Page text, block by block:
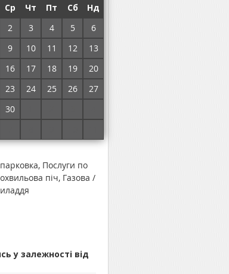
Ср Чт Пт Сб
Нд
2 3 4 5
6
9 10 11 12
13
16 17 18 19
20
23 24 25 26
27
30
за ніч
і забронювати номер
Послуги по
піч, Газова /
у залежності від